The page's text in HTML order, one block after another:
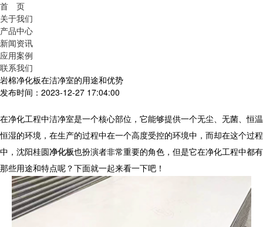
首 页
关于我们
产品中心
新闻资讯
应用案例
联系我们
岩棉净化板在洁净室的用途和优势
发布时间：2023-12-27 17:04:00
在净化工程中洁净室是一个核心部位，它能够提供一个无尘、无菌、恒温
恒湿的环境，在生产的过程中在一个高度受控的环境中，而却在这个过程
中，沈阳桂圆净化板也扮演者非常重要的角色，但是它在净化工程中都有
那些用途和特点呢？下面就一起来看一下吧！